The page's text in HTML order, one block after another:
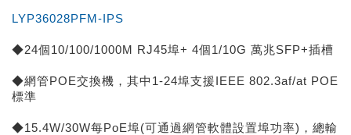
LYP36028PFM-IPS
◆24個10/100/1000M RJ45埠+ 4個1/10G 萬兆SFP+插槽
◆網管POE交換機，其中1-24埠支援IEEE 802.3af/at POE
標準
◆15.4W/30W每PoE埠(可通過網管軟體設置埠功率)，總輸